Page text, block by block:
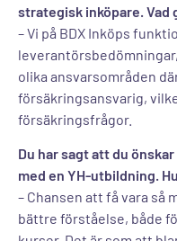
strategisk inköpare. Vad
– Vi på BDX Inköps
olika ansvarsområden
försäkringsansvarig,
försäkringsfrågor.
Du har sagt att du
med en YH-utbildning.
– Chansen att få vara så
bättre förståelse, både